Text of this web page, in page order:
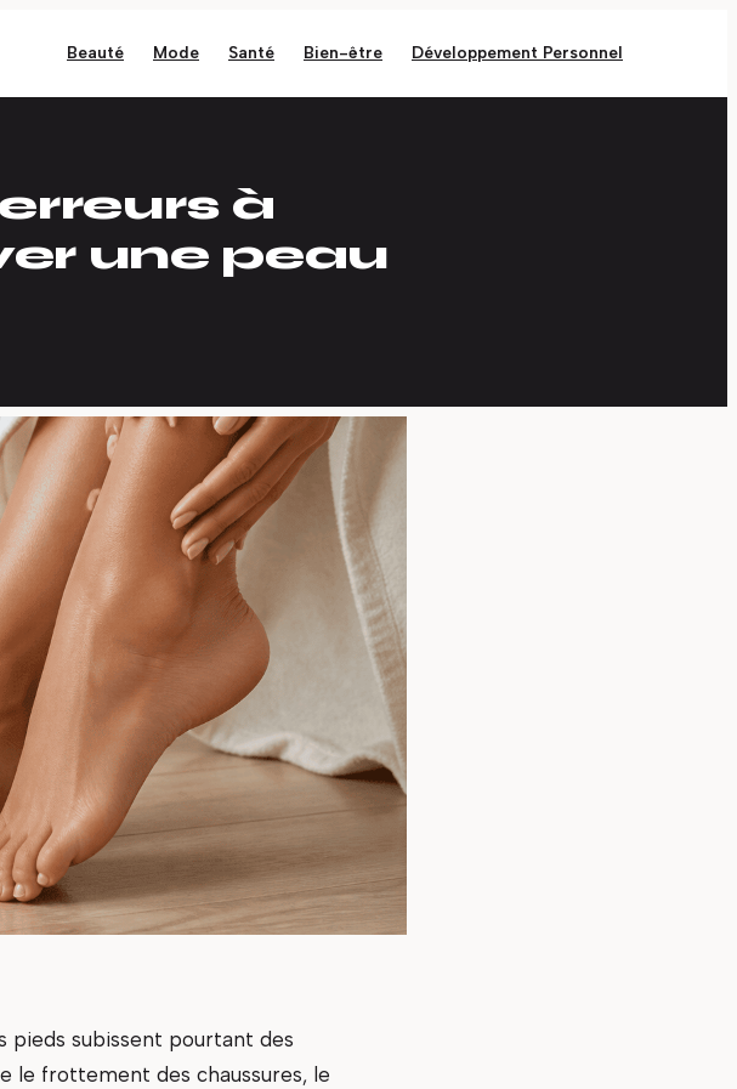
Beauté Mode Santé Bien-être Développement Personnel
à
une peau
pieds subissent pourtant des
le frottement des chaussures, le